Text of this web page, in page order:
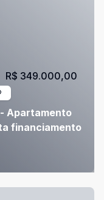
- Apartamento
financiamento
R$ 349.000,00